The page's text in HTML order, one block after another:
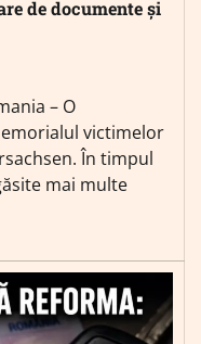
de documente și
– O
victimelor
În timpul
mai multe